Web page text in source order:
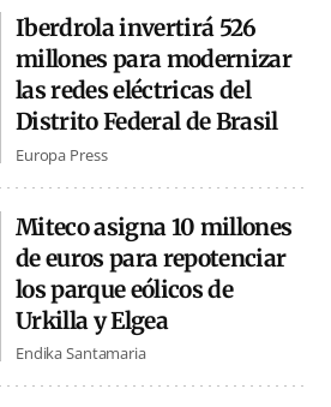
Iberdrola invertirá 526
millones para modernizar
las redes eléctricas del
Distrito Federal de Brasil
Europa Press
Miteco asigna 10 millones
de euros para repotenciar
los parque eólicos de
Urkilla y Elgea
Endika Santamaria